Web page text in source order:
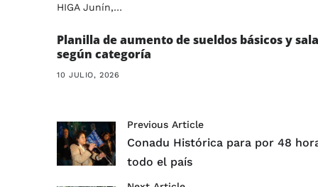
HIGA Junín,…
Planilla de aumento de sueldos básicos y
según categoría
10 JULIO, 2026
Previous Article
Conadu Histórica para por 48
todo el país